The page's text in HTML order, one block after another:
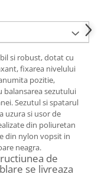
si robust, dotat cu
fixarea nivelului
pozitie,
balansarea sezutului
Sezutul si spatarul
uzura si usor de
din poliuretan
din nylon vopsit in
neagra.
de
se livreaza